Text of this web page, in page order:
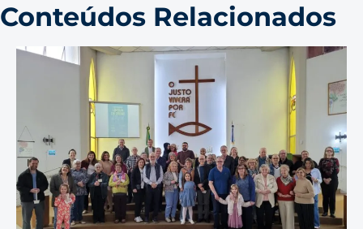
Conteúdos Relacionados